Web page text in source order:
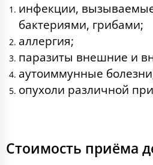
инфекции,
бактериями, грибами;
аллергия;
паразиты внешние и
аутоиммунные
опухоли различной
Стоимость приёма